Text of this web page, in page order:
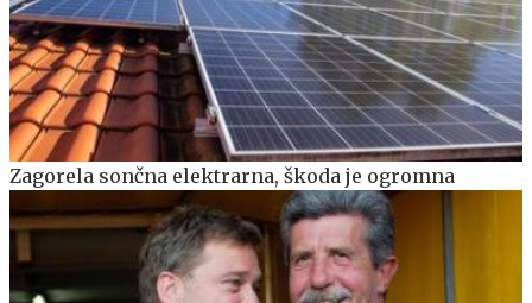
Zagorela sončna elektrarna, škoda je ogromna